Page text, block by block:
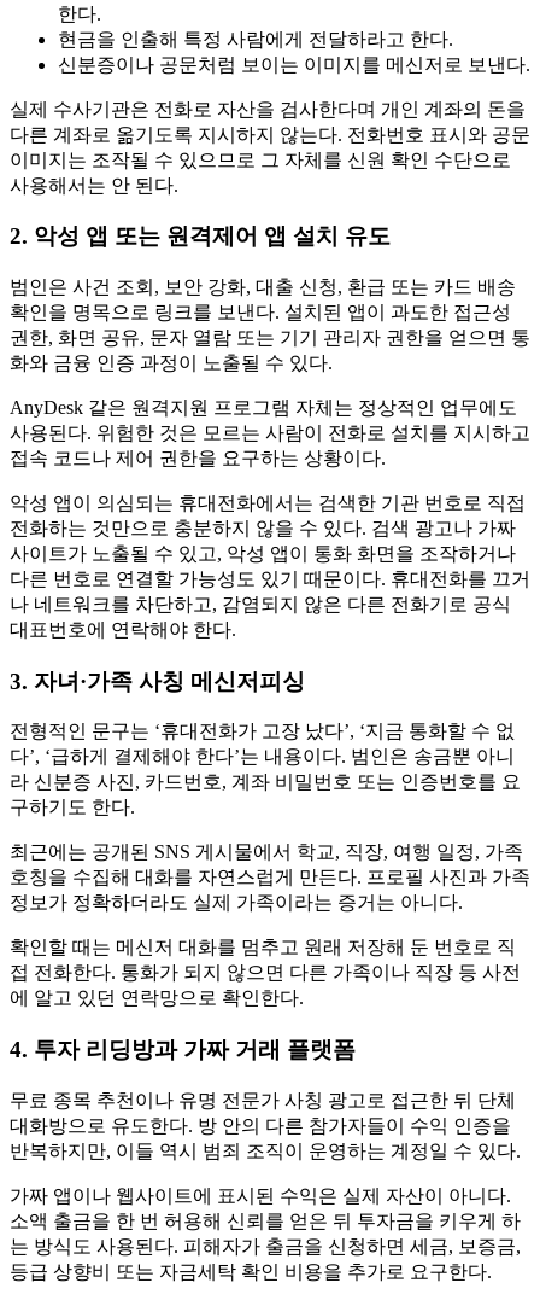
한다.
현금을 인출해 특정 사람에게 전달하라고 한다.
신분증이나 공문처럼 보이는 이미지를 메신저로 보낸다.
실제 수사기관은 전화로 자산을 검사한다며 개인 계좌의 돈을
다른 계좌로 옮기도록 지시하지 않는다. 전화번호 표시와 공문
이미지는 조작될 수 있으므로 그 자체를 신원 확인 수단으로
사용해서는 안 된다.
2. 악성 앱 또는 원격제어 앱 설치 유도
범인은 사건 조회, 보안 강화, 대출 신청, 환급 또는 카드 배송
확인을 명목으로 링크를 보낸다. 설치된 앱이 과도한 접근성
권한, 화면 공유, 문자 열람 또는 기기 관리자 권한을 얻으면 통
화와 금융 인증 과정이 노출될 수 있다.
AnyDesk 같은 원격지원 프로그램 자체는 정상적인 업무에도
사용된다. 위험한 것은 모르는 사람이 전화로 설치를 지시하고
접속 코드나 제어 권한을 요구하는 상황이다.
악성 앱이 의심되는 휴대전화에서는 검색한 기관 번호로 직접
전화하는 것만으로 충분하지 않을 수 있다. 검색 광고나 가짜
사이트가 노출될 수 있고, 악성 앱이 통화 화면을 조작하거나
다른 번호로 연결할 가능성도 있기 때문이다. 휴대전화를 끄거
나 네트워크를 차단하고, 감염되지 않은 다른 전화기로 공식
대표번호에 연락해야 한다.
3. 자녀·가족 사칭 메신저피싱
전형적인 문구는 ‘휴대전화가 고장 났다’, ‘지금 통화할 수 없
다’, ‘급하게 결제해야 한다’는 내용이다. 범인은 송금뿐 아니
라 신분증 사진, 카드번호, 계좌 비밀번호 또는 인증번호를 요
구하기도 한다.
최근에는 공개된 SNS 게시물에서 학교, 직장, 여행 일정, 가족
호칭을 수집해 대화를 자연스럽게 만든다. 프로필 사진과 가족
정보가 정확하더라도 실제 가족이라는 증거는 아니다.
확인할 때는 메신저 대화를 멈추고 원래 저장해 둔 번호로 직
접 전화한다. 통화가 되지 않으면 다른 가족이나 직장 등 사전
에 알고 있던 연락망으로 확인한다.
4. 투자 리딩방과 가짜 거래 플랫폼
무료 종목 추천이나 유명 전문가 사칭 광고로 접근한 뒤 단체
대화방으로 유도한다. 방 안의 다른 참가자들이 수익 인증을
반복하지만, 이들 역시 범죄 조직이 운영하는 계정일 수 있다.
가짜 앱이나 웹사이트에 표시된 수익은 실제 자산이 아니다.
소액 출금을 한 번 허용해 신뢰를 얻은 뒤 투자금을 키우게 하
는 방식도 사용된다. 피해자가 출금을 신청하면 세금, 보증금,
등급 상향비 또는 자금세탁 확인 비용을 추가로 요구한다.